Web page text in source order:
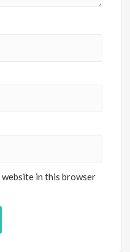
website in this browser